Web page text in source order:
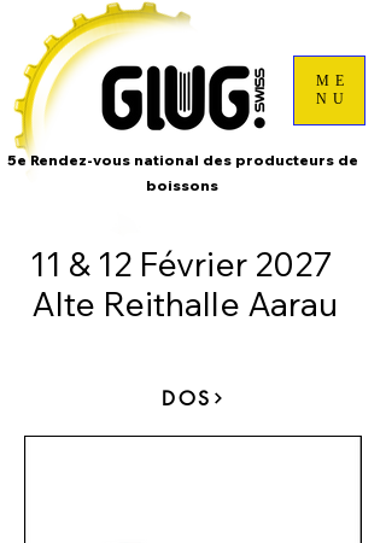
ME
NU
11 & 12 Février 2027
Alte Reithalle Aarau
5e Rendez-vous national des producteurs de
boissons
DOS